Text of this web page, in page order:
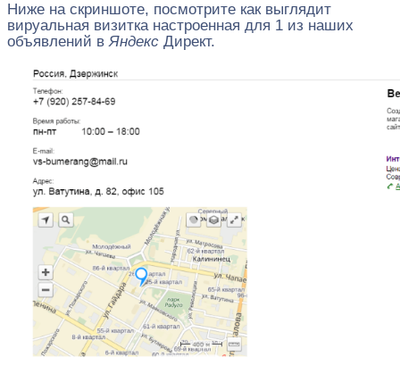
Ниже на скриншоте, посмотрите как выглядит
вируальная визитка настроенная для 1 из наших
объявлений вЯндекс Директ.